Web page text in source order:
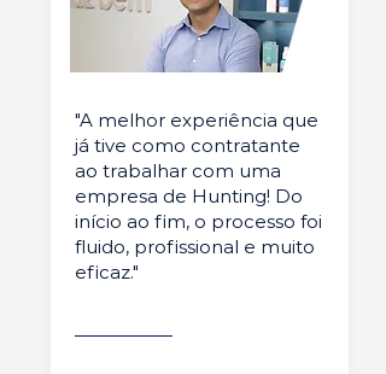
"A melhor experiência que
já tive como contratante
ao trabalhar com uma
empresa de Hunting! Do
início ao fim, o processo foi
fluido, profissional e muito
eficaz."